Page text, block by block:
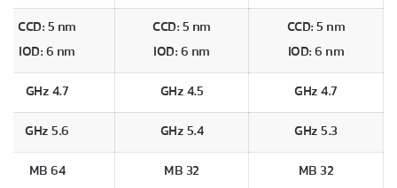
CCD: 5 nm
IOD: 6 nm
CCD: 5 nm
IOD: 6 nm
CCD: 5 nm
IOD: 6 nm
4.7 GHz
4.5 GHz
4.7 GHz
5.3 GHz
5.4 GHz
5.6 GHz
32 MB
32 MB
64 MB